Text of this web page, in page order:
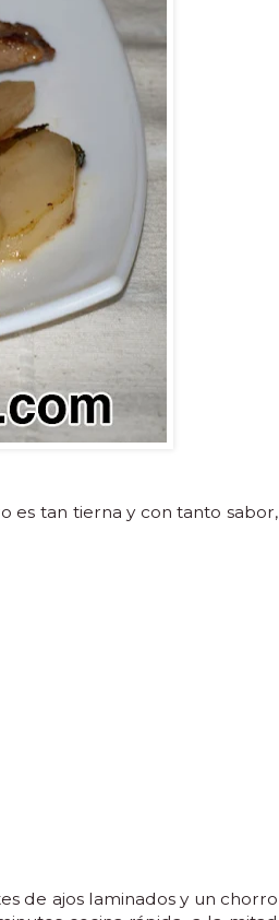
es tan tierna y con tanto sabor,
de ajos laminados y un chorro